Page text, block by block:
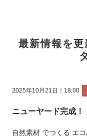
2025年10月21日｜18:00
ニューヤード完成！
最新情報を
自然素材 でつくる エ